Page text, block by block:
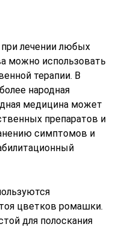
лечении любых
можно использовать
терапии. В
народная
медицина может
препаратов и
симптомов и
цветков ромашки.
для полоскания